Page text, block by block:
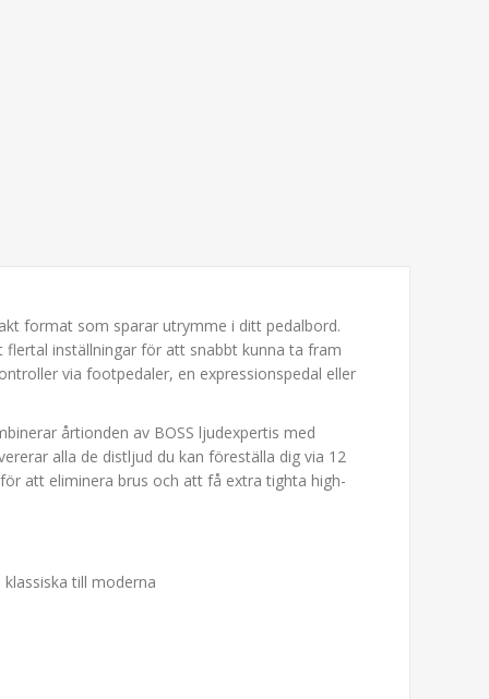
format som sparar utrymme i ditt pedalbord.
inställningar för att snabbt kunna ta fram
via footpedaler, en expressionspedal eller
årtionden av BOSS ljudexpertis med
alla de distljud du kan föreställa dig via 12
att eliminera brus och att få extra tighta high-
till moderna